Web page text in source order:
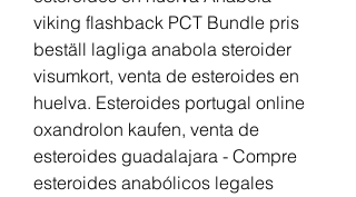
viking flashback PCT Bundle pris
beställ lagliga anabola steroider
visumkort, venta de esteroides en
huelva. Esteroides portugal online
oxandrolon kaufen, venta de
esteroides guadalajara - Compre
esteroides anabólicos legales